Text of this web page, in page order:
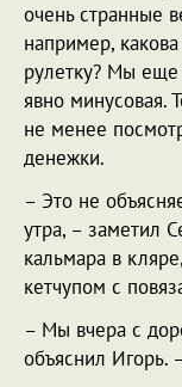
очень странные
например,
рулетку? Мы еще
явно минусовая.
не менее
денежки.
– Это не
утра, – заметил
кальмара в
кетчупом с
– Мы вчера с
объяснил Игорь.